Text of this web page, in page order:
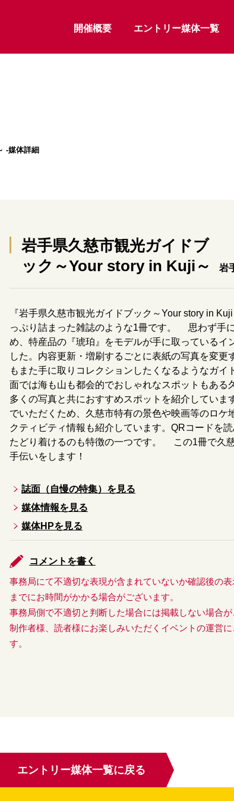
開催概要 エントリー媒体一覧
-媒体詳細
岩手県久慈市観光ガイドブ
ック～Your story in Kuji～
岩
『岩手県久慈市観光ガイドブック～Your story in
っぷり詰まった雑誌のような1冊です。 思わず手
め、特産品の『琥珀』をモデルが手に取っているイ
した。内容更新・増刷するごとに表紙の写真を変更
もまた手に取りコレクションしたくなるようなガ
面では海も山も都会的でおしゃれなスポットもある
多くの写真と共におすすめスポットを紹介していま
でいただくため、久慈市特有の景色や映画等のロケ
クティビティ情報も紹介しています。QRコードを
たどり着けるのも特徴の一つです。 この1冊で久
手伝いをします！
誌面（自慢の特集）を見る
媒体情報を見る
媒体HPを見る
コメントを書く
事務局にて不適切な表現が含まれていないか確認後の
までにお時間がかかる場合がございます。
事務局側で不適切と判断した場合には掲載しない場合が
制作者様、読者様にお楽しみいただくイベントの運営
す。
エントリー媒体一覧に戻る